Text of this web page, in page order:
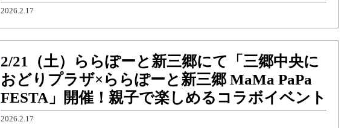
2026.2.17
2/21（土）ららぽーと新三郷にて「三郷中央に
おどりプラザ×ららぽーと新三郷 MaMa PaPa
FESTA」開催！親子で楽しめるコラボイベント
2026.2.17